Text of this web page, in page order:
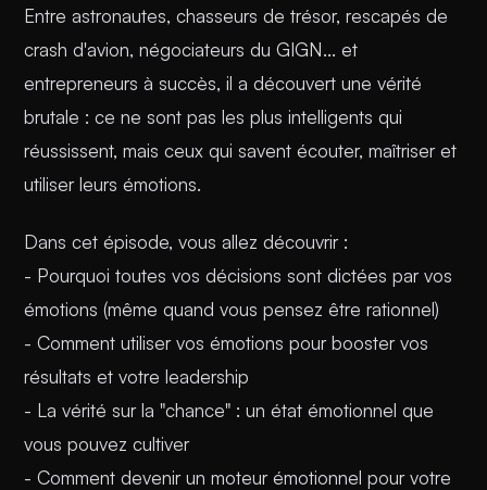
Entre astronautes, chasseurs de trésor, rescapés de
crash d'avion, négociateurs du GIGN... et
entrepreneurs à succès, il a découvert une vérité
brutale : ce ne sont pas les plus intelligents qui
réussissent, mais ceux qui savent écouter, maîtriser et
utiliser leurs émotions.
Dans cet épisode, vous allez découvrir :
- Pourquoi toutes vos décisions sont dictées par vos
émotions (même quand vous pensez être rationnel)
- Comment utiliser vos émotions pour booster vos
résultats et votre leadership
- La vérité sur la "chance" : un état émotionnel que
vous pouvez cultiver
- Comment devenir un moteur émotionnel pour votre